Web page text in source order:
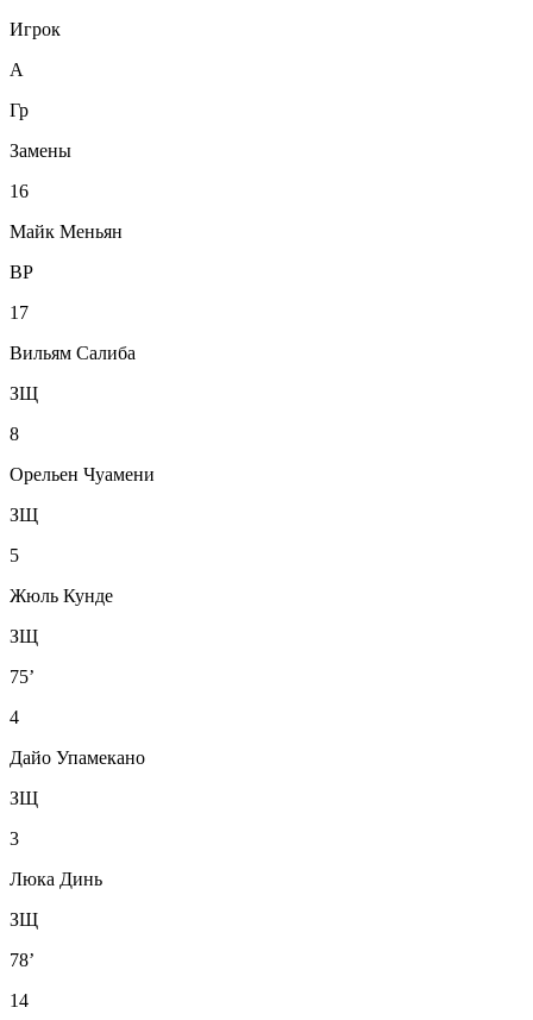
Игрок
А
Гр
Замены
16
Майк Меньян
ВР
17
Вильям Салиба
ЗЩ
8
Орельен Чуамени
ЗЩ
5
Жюль Кунде
ЗЩ
75’
4
Дайо Упамекано
ЗЩ
3
Люка Динь
ЗЩ
78’
14